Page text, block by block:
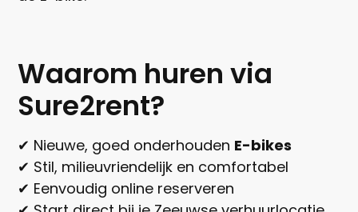
Waarom huren via
Sure2rent?
✔ Nieuwe, goed onderhouden E-bikes
✔ Stil, milieuvriendelijk en comfortabel
✔ Eenvoudig online reserveren